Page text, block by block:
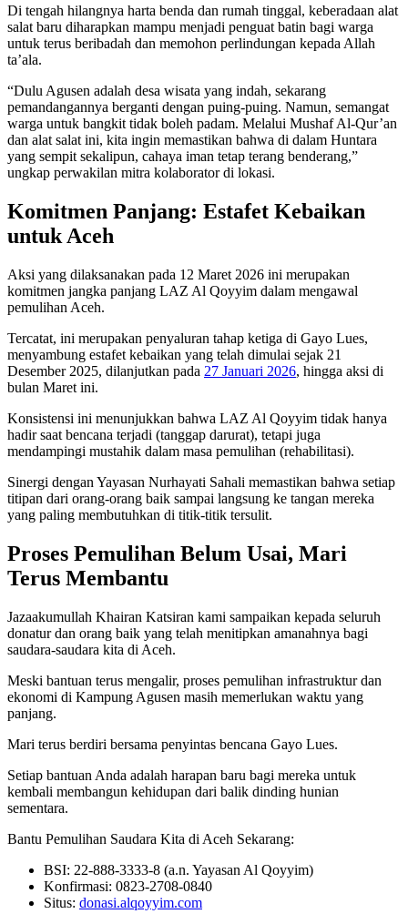
Di tengah hilangnya harta benda dan rumah tinggal, keberadaan alat
salat baru diharapkan mampu menjadi penguat batin bagi warga
untuk terus beribadah dan memohon perlindungan kepada Allah
ta’ala.
“Dulu Agusen adalah desa wisata yang indah, sekarang
pemandangannya berganti dengan puing-puing. Namun, semangat
warga untuk bangkit tidak boleh padam. Melalui Mushaf Al-Qur’an
dan alat salat ini, kita ingin memastikan bahwa di dalam Huntara
yang sempit sekalipun, cahaya iman tetap terang benderang,”
ungkap perwakilan mitra kolaborator di lokasi.
Komitmen Panjang: Estafet Kebaikan
untuk Aceh
Aksi yang dilaksanakan pada 12 Maret 2026 ini merupakan
komitmen jangka panjang LAZ Al Qoyyim dalam mengawal
pemulihan Aceh.
Tercatat, ini merupakan penyaluran tahap ketiga di Gayo Lues,
menyambung estafet kebaikan yang telah dimulai sejak 21
Desember 2025, dilanjutkan pada 27 Januari 2026, hingga aksi di
bulan Maret ini.
Konsistensi ini menunjukkan bahwa LAZ Al Qoyyim tidak hanya
hadir saat bencana terjadi (tanggap darurat), tetapi juga
mendampingi mustahik dalam masa pemulihan (rehabilitasi).
Sinergi dengan Yayasan Nurhayati Sahali memastikan bahwa setiap
titipan dari orang-orang baik sampai langsung ke tangan mereka
yang paling membutuhkan di titik-titik tersulit.
Proses Pemulihan Belum Usai, Mari
Terus Membantu
Jazaakumullah Khairan Katsiran kami sampaikan kepada seluruh
donatur dan orang baik yang telah menitipkan amanahnya bagi
saudara-saudara kita di Aceh.
Meski bantuan terus mengalir, proses pemulihan infrastruktur dan
ekonomi di Kampung Agusen masih memerlukan waktu yang
panjang.
Mari terus berdiri bersama penyintas bencana Gayo Lues.
Setiap bantuan Anda adalah harapan baru bagi mereka untuk
kembali membangun kehidupan dari balik dinding hunian
sementara.
Bantu Pemulihan Saudara Kita di Aceh Sekarang:
BSI: 22-888-3333-8 (a.n. Yayasan Al Qoyyim)
Konfirmasi: 0823-2708-0840
Situs: donasi.alqoyyim.com